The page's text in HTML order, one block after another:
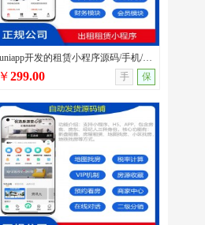
uniapp开发的租赁小程序源码/手机/汽车/办公用品租赁系统带分销模块和员工系统
￥299.00 手 保